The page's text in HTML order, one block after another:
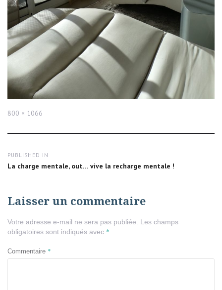
Full
800 × 1066
de
l’article
PUBLISHED IN
La charge mentale, out… vive la recharge mentale !
Laisser un commentaire
Votre adresse e-mail ne sera pas publiée. Les champs
obligatoires sont indiqués avec *
Commentaire *